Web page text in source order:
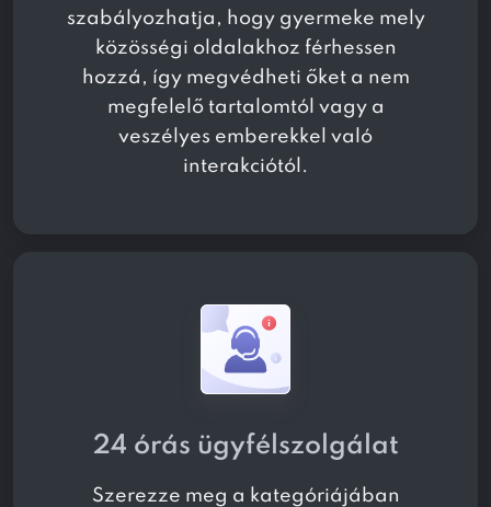
szabályozhatja, hogy gyermeke mely
közösségi oldalakhoz férhessen
hozzá, így megvédheti őket a nem
megfelelő tartalomtól vagy a
veszélyes emberekkel való
interakciótól.
24 órás ügyfélszolgálat
Szerezze meg a kategóriájában